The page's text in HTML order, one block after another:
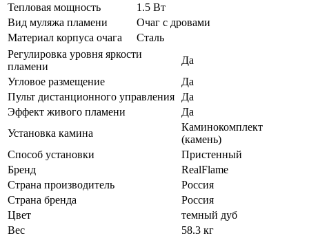
Тепловая мощность
1.5 Вт
Вид муляжа пламени
Очаг с дровами
Материал корпуса очага
Сталь
Регулировка уровня яркости
пламени
Да
Угловое размещение
Да
Пульт дистанционного управления
Да
Эффект живого пламени
Да
Установка камина
Каминокомплект
(камень)
Способ установки
Пристенный
Бренд
RealFlame
Страна производитель
Россия
Страна бренда
Россия
Цвет
темный дуб
Вес
58.3 кг